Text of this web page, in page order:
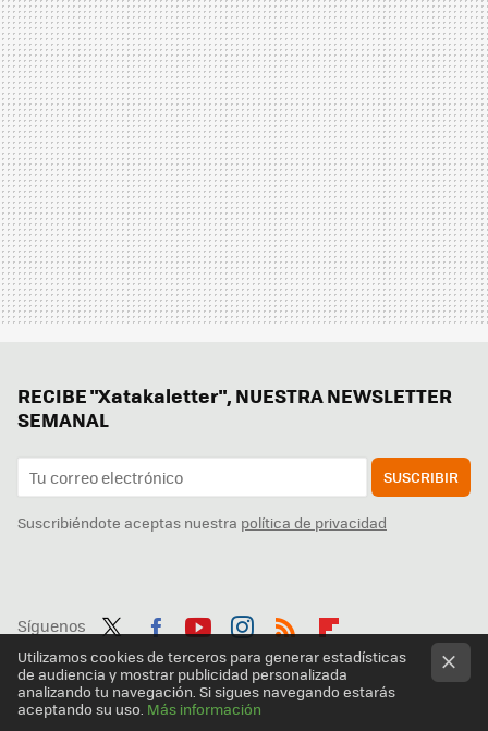
RECIBE "Xatakaletter", NUESTRA NEWSLETTER
SEMANAL
SUSCRIBIR
Suscribiéndote aceptas nuestra política de privacidad
Síguenos
Twit
ter
Fac
ebo
You
tub
Inst
agr
RSS Flip
boa
Utilizamos cookies de terceros para generar estadísticas
de audiencia y mostrar publicidad personalizada
analizando tu navegación. Si sigues navegando estarás
aceptando su uso. Más información